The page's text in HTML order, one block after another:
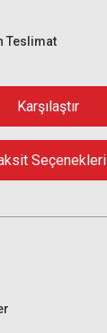
Teslimat
Karşılaştır
Seçenekleri